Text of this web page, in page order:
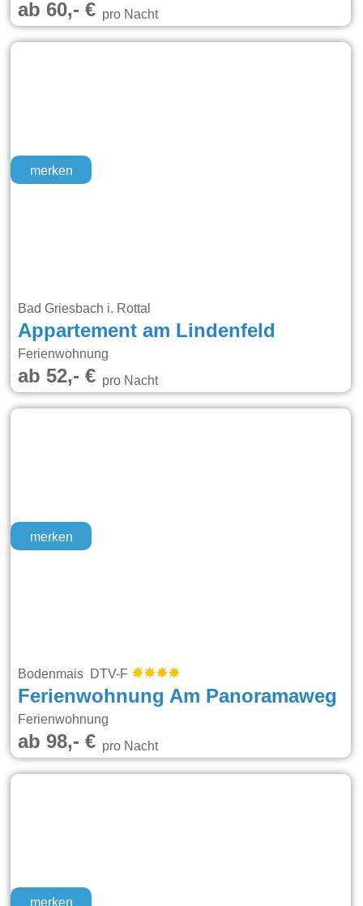
ab 60,- €pro Nacht
merken
Bad Griesbach i. Rottal
Appartement am Lindenfeld
Ferienwohnung
ab 52,- €pro Nacht
merken
Bodenmais DTV-F
Ferienwohnung Am Panoramaweg
Ferienwohnung
ab 98,- €pro Nacht
merken